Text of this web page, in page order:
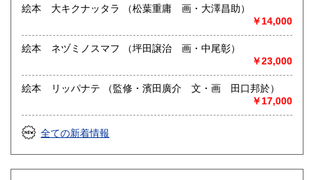
絵本 大キクナッタラ （松葉重庸 画・大澤昌助）
￥14,000
絵本 ネヅミノスマフ （坪田譲治 画・中尾彰）
￥23,000
絵本 リッパナテ （監修・濱田廣介 文・画 田口邦於）
￥17,000
全ての新着情報